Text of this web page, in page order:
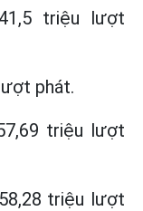
triệu lượt
phát.
triệu lượt
triệu lượt